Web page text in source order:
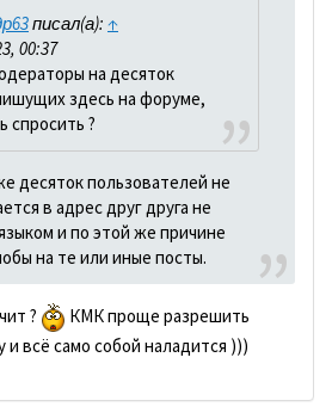
писал(а): ↑
00:37
на десяток
здесь на форуме,
спросить ?
десяток пользователей не
в адрес друг друга не
и по этой же причине
на те или иные посты.
?
КМК проще разрешить
всё само собой наладится )))